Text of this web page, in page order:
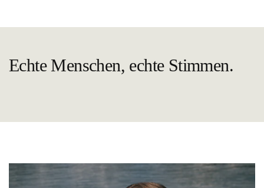
Echte Menschen, echte Stimmen.